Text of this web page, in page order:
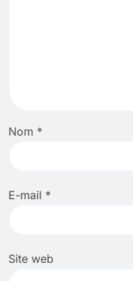
Nom *
E-mail *
Site web